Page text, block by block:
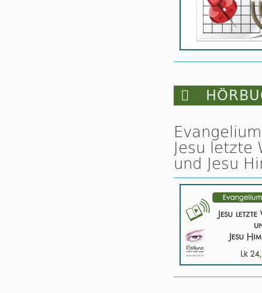

Jesu letzte
und Jesu